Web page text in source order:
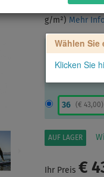
g/m²) Mehr
Wählen Sie
Klicken Sie
36 (€ 43,00)
AUF LAGER
Ihr Preis €